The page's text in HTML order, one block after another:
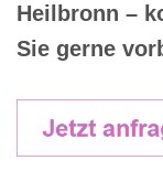
Heilbronn –
Sie gerne